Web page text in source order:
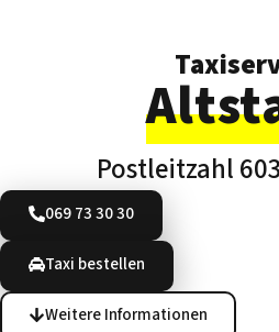
Postleitzahl
069 73 30 30
Taxi bestellen
Weitere Informationen